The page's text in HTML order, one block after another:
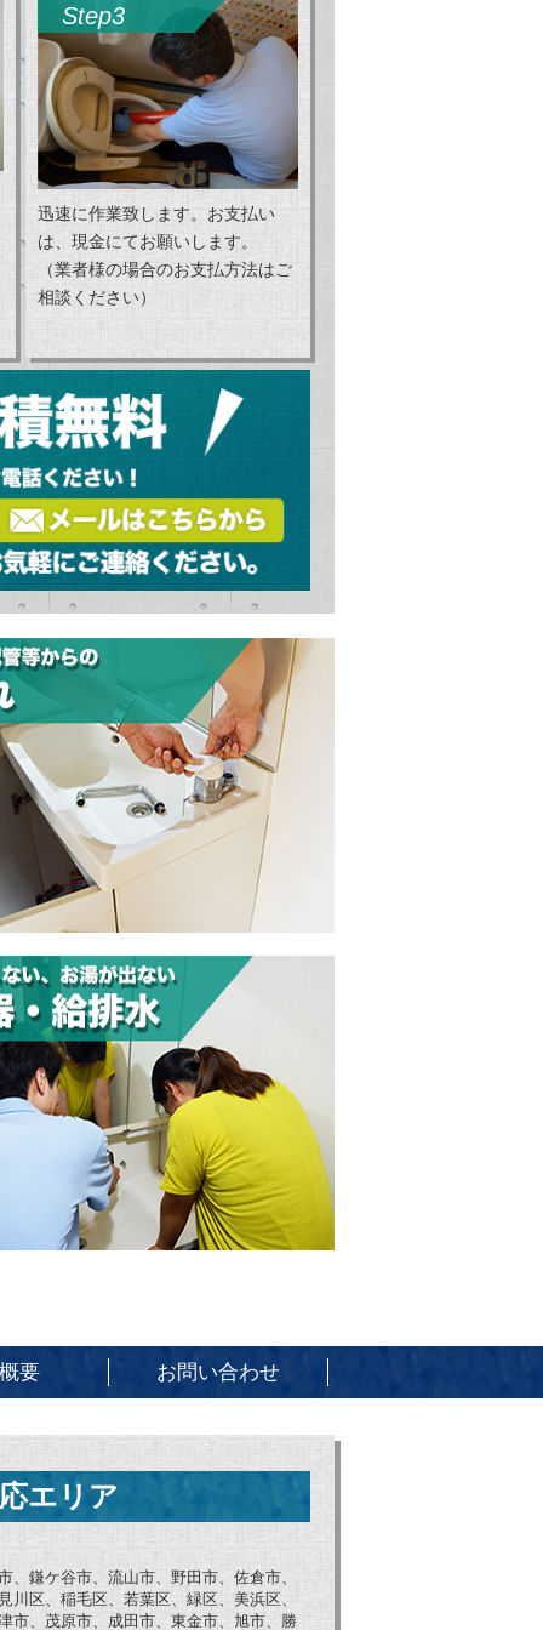
Step3
迅速に作業致します。お支払い
は、現金にてお願いします。
（業者様の場合のお支払方法はご
相談ください）
要 お問い合わせ
エリア
、鎌ケ谷市、流山市、野田市、佐倉市、
川区、稲毛区、若葉区、緑区、美浜区、
市、茂原市、成田市、東金市、旭市、勝